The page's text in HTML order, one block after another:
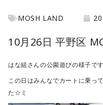
MOSH LAND
10月26日 平野区
はな組さんの公園遊びの様子で
この日はみんなでカートに乗っ
た☆ミ